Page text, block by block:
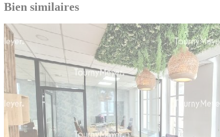
Bien similaires